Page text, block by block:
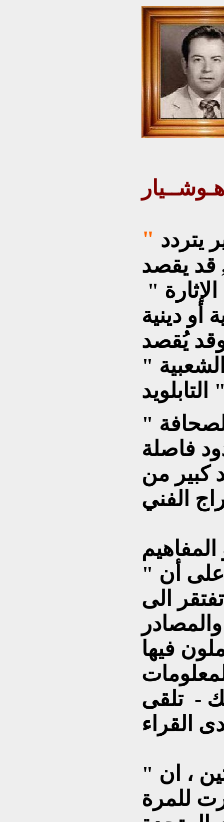
يتردد
قد يقصد
"
أو دينية
يُقصد
"
"
فاصلة
كبير من
على أن "
الى
فيها
- تلقى
، ان "
للمرة